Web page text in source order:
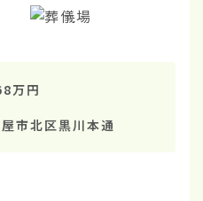
万円
市北区黒川本通